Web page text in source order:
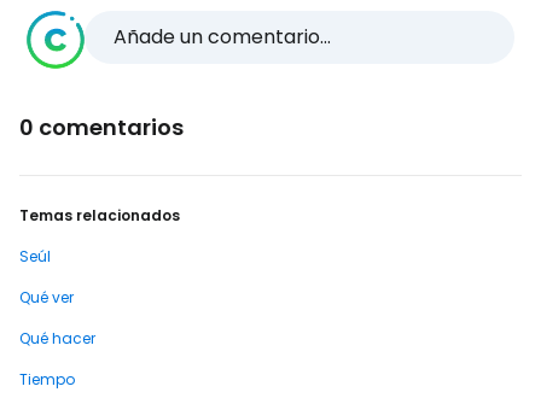
Añade un comentario...
0 comentarios
Temas relacionados
Seúl
Qué ver
Qué hacer
Tiempo